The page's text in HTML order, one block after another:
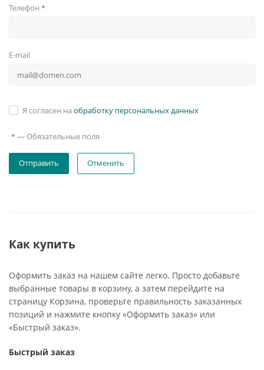
Телефон *
E-mail
Я согласен на обработку персональных данных
* — Обязательные поля
Отменить
Как купить
Оформить заказ на нашем сайте легко. Просто добавьте
выбранные товары в корзину, а затем перейдите на
страницу Корзина, проверьте правильность заказанных
позиций и нажмите кнопку «Оформить заказ» или
«Быстрый заказ».
Быстрый заказ